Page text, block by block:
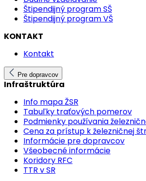
Štipendijný program SŠ
Štipendijný program VŠ
KONTAKT
Kontakt
Pre dopravcov
Infraštruktúra
Info mapa ŽSR
Tabuľky traťových pomerov
Podmienky používania
Cena za prístup k železničnej
Informácie pre dopravcov
Všeobecné informácie
Koridory RFC
TTR v SR